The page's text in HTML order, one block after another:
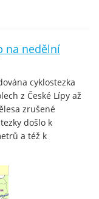
na nedělní
cyklostezka
z České Lípy až
zrušené
došlo k
a též k